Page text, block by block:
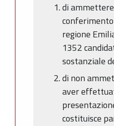
di
regione
1352
sostanziale
di non
aver
costituisce